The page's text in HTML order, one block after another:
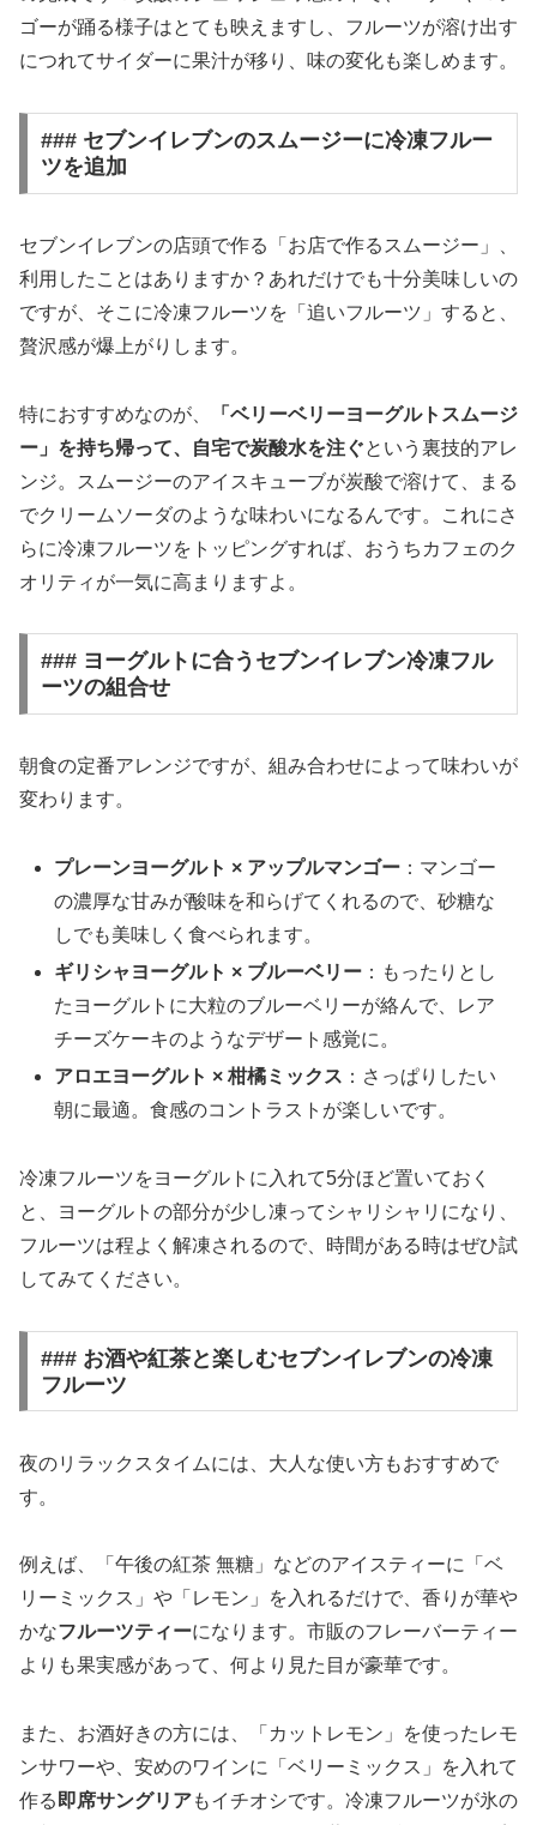
ゴーが踊る様子はとても映えますし、フルーツが溶け出す
につれてサイダーに果汁が移り、味の変化も楽しめます。
### セブンイレブンのスムージーに冷凍フルー
ツを追加
セブンイレブンの店頭で作る「お店で作るスムージー」、
利用したことはありますか？あれだけでも十分美味しいの
ですが、そこに冷凍フルーツを「追いフルーツ」すると、
贅沢感が爆上がりします。
特におすすめなのが、
「ベリーベリーヨーグルトスムージ
ー」を持ち帰って、自宅で炭酸水を注ぐという裏技的アレ
ンジ。スムージーのアイスキューブが炭酸で溶けて、まる
でクリームソーダのような味わいになるんです。これにさ
らに冷凍フルーツをトッピングすれば、おうちカフェのク
オリティが一気に高まりますよ。
### ヨーグルトに合うセブンイレブン冷凍フル
ーツの組合せ
朝食の定番アレンジですが、組み合わせによって味わいが
変わります。
プレーンヨーグルト × アップルマンゴー ：マンゴー
の濃厚な甘みが酸味を和らげてくれるので、砂糖な
しでも美味しく食べられます。
ギリシャヨーグルト × ブルーベリー ：もったりとし
たヨーグルトに大粒のブルーベリーが絡んで、レア
チーズケーキのようなデザート感覚に。
アロエヨーグルト × 柑橘ミックス ：さっぱりしたい
朝に最適。食感のコントラストが楽しいです。
冷凍フルーツをヨーグルトに入れて5分ほど置いておく
と、ヨーグルトの部分が少し凍ってシャリシャリになり、
フルーツは程よく解凍されるので、時間がある時はぜひ試
してみてください。
### お酒や紅茶と楽しむセブンイレブンの冷凍
フルーツ
夜のリラックスタイムには、大人な使い方もおすすめで
す。
例えば、「午後の紅茶 無糖」などのアイスティーに「ベ
リーミックス」や「レモン」を入れるだけで、香りが華や
かなフルーツティーになります。市販のフレーバーティー
よりも果実感があって、何より見た目が豪華です。
また、お酒好きの方には、「カットレモン」を使ったレモ
ンサワーや、安めのワインに「ベリーミックス」を入れて
作る 即席サングリアもイチオシです。冷凍フルーツが氷の